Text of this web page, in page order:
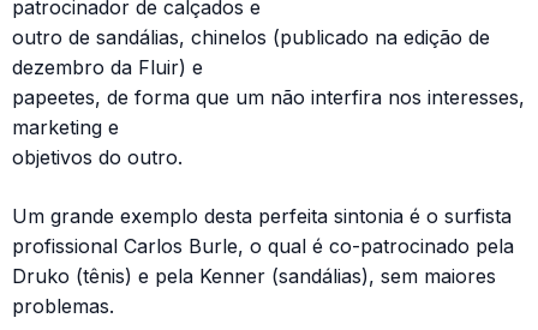
patrocinador de calçados e
outro de sandálias, chinelos (publicado na edição de
dezembro da Fluir) e
papeetes, de forma que um não interfira nos interesses,
marketing e
objetivos do outro.
Um grande exemplo desta perfeita sintonia é o surfista
profissional Carlos Burle, o qual é co-patrocinado pela
Druko (tênis) e pela Kenner (sandálias), sem maiores
problemas.